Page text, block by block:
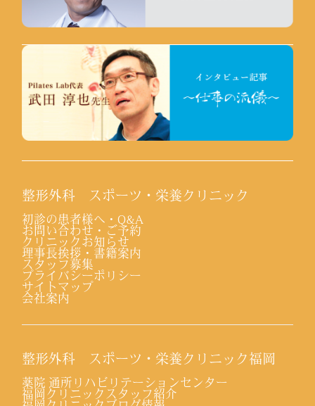
整形外科 スポーツ・栄養クリニック
初診の患者様へ・Q&A
お問い合わせ・ご予約
クリニックお知らせ
理事長挨拶・書籍案内
スタッフ募集
プライバシーポリシー
サイトマップ
会社案内
整形外科 スポーツ・栄養クリニック福岡
薬院 通所リハビリテーションセンター
福岡クリニックスタッフ紹介